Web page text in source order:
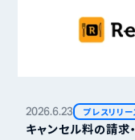
2026.6.23 プレスリリー
キャンセル料の請求